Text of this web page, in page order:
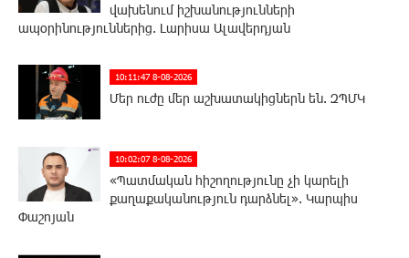
վախենում իշխանությունների
ապօրինություններից. Լարիսա Ալավերդյան
10:11:47 8-08-2026
Մեր ուժը մեր աշխատակիցներն են. ԶՊՄԿ
10:02:07 8-08-2026
«Պատմական հիշողությունը չի կարելի
քաղաքականություն դարձնել». Կարպիս
Փաշոյան